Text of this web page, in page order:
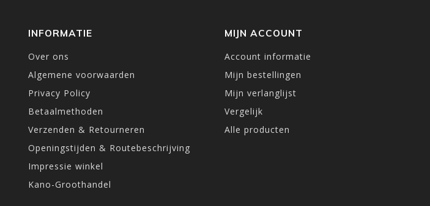
INFORMATIE
Over ons
Algemene voorwaarden
Privacy Policy
Betaalmethoden
Verzenden & Retourneren
Openingstijden & Routebeschrijving
Impressie winkel
Kano-Groothandel
MIJN ACCOUNT
Account informatie
Mijn bestellingen
Mijn verlanglijst
Vergelijk
Alle producten